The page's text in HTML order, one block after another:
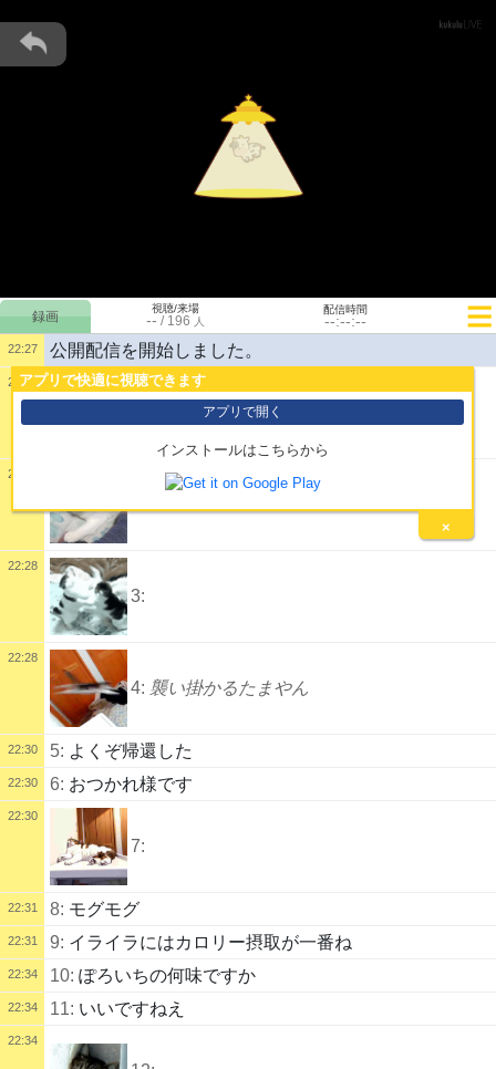
アプリで快適に視聴できます
アプリで開く
インストールはこちらから
×
視聴/来場
-- / 196 人
配信時間
--:--:--
22:27 公開配信を開始しました。
22:27
22:27
22:28
3:
22:28
4: 襲い掛かるたまやん
22:30 5: よくぞ帰還した
22:30 6: おつかれ様です
22:30
7:
22:31 8: モグモグ
22:31 9: イライラにはカロリー摂取が一番ね
22:34 10: ぽろいちの何味ですか
22:34 11: いいですねえ
22:34